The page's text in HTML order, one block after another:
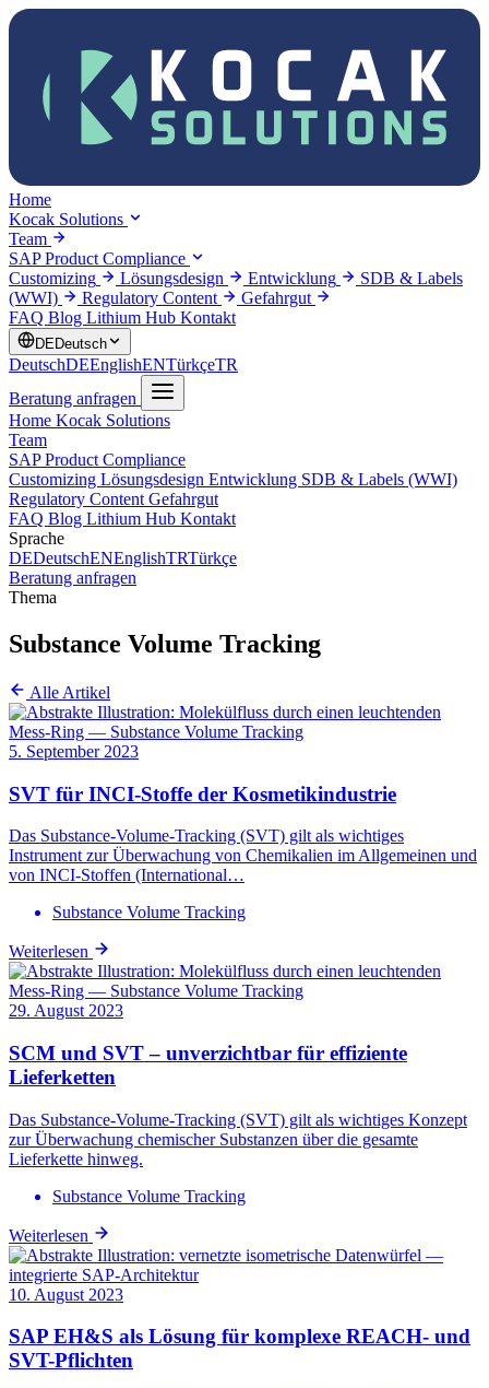
Home
Kocak Solutions
Team
SAP Product Compliance
Customizing
Lösungsdesign Entwicklung
SDB & Labels
(WWI)
Regulatory Content
Gefahrgut
FAQ Blog Lithium Hub Kontakt
DEDeutsch
DeutschDEEnglishENTürkçeTR
Beratung anfragen
Home Kocak Solutions
Team
SAP Product Compliance
Customizing Lösungsdesign Entwicklung SDB & Labels (WWI)
Regulatory Content Gefahrgut
FAQ Blog Lithium Hub Kontakt
Sprache
DEDeutschENEnglishTRTürkçe
Beratung anfragen
Thema
Substance Volume Tracking
Alle Artikel
5. September 2023
SVT für INCI-Stoffe der Kosmetikindustrie
Das Substance-Volume-Tracking (SVT) gilt als wichtiges
Instrument zur Überwachung von Chemikalien im Allgemeinen und
von INCI-Stoffen (International…
Substance Volume Tracking
Weiterlesen
29. August 2023
SCM und SVT – unverzichtbar für effiziente
Lieferketten
Das Substance-Volume-Tracking (SVT) gilt als wichtiges Konzept
zur Überwachung chemischer Substanzen über die gesamte
Lieferkette hinweg.
Substance Volume Tracking
Weiterlesen
10. August 2023
SAP EH&S als Lösung für komplexe REACH- und
SVT-Pflichten